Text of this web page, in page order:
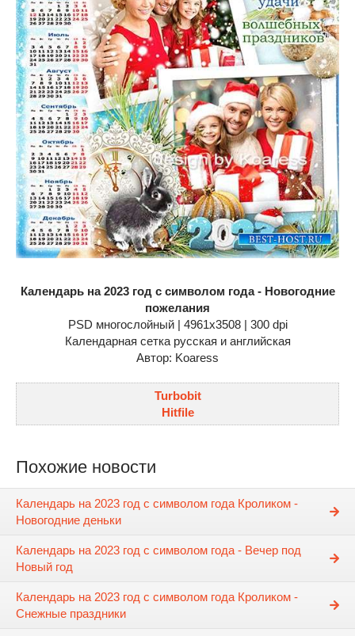
Календарь на 2023 год с символом года - Новогодние
пожелания
PSD многослойный | 4961x3508 | 300 dpi
Календарная сетка русская и английская
Автор: Koaress
Turbobit
Hitfile
Похожие новости
Календарь на 2023 год с символом года Кроликом -
Новогодние деньки
Календарь на 2023 год с символом года - Вечер под
Новый год
Календарь на 2023 год с символом года Кроликом -
Снежные праздники